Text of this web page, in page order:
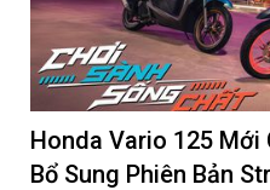
Honda Vario 125
Bổ Sung Phiên Bản